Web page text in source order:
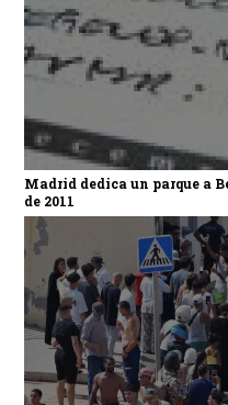
Madrid dedica un parque a
de 2011